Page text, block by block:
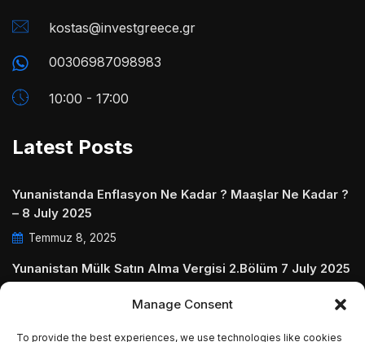
Manage Consent
To provide the best experiences, we use technologies like cookies
kostas@investgreece.gr
00306987098983
10:00 - 17:00
Latest Posts
Yunanistanda Enflasyon Ne Kadar ? Maaşlar Ne Kadar ?
– 8 July 2025
Temmuz 8, 2025
Yunanistan Mülk Satın Alma Vergisi 2.Bölüm 7 July 2025